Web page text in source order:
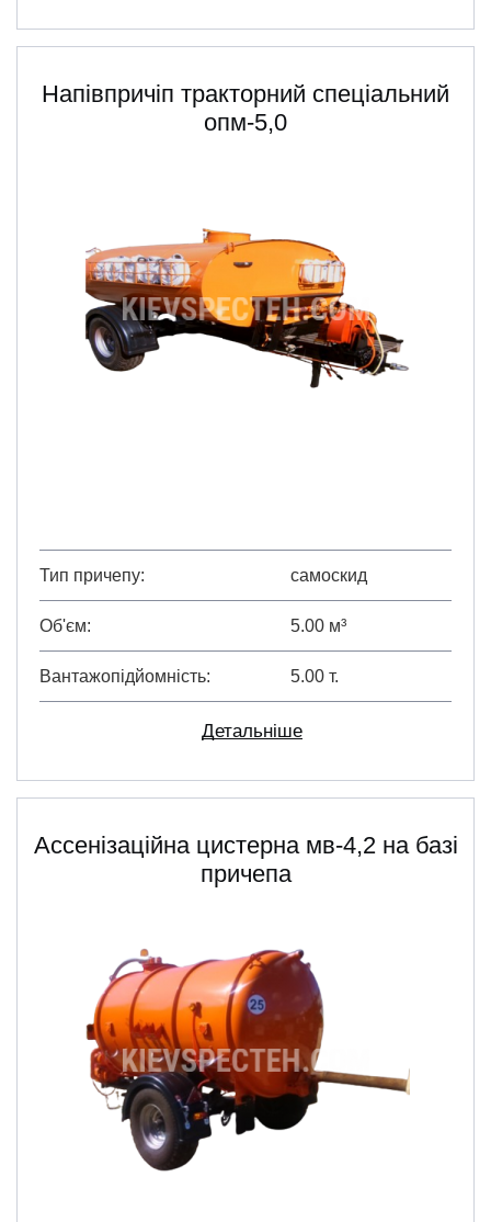
Напівпричіп тракторний спеціальний
опм-5,0
Тип причепу самоскид
Об'єм 5.00 м³
Вантажопідйомність 5.00 т.
Детальніше
Ассенізаційна цистерна мв-4,2 на базі
причепа